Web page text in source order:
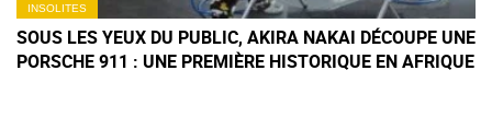
INSOLITES
SOUS LES YEUX DU PUBLIC, AKIRA NAKAI DÉCOUPE UNE
PORSCHE 911 : UNE PREMIÈRE HISTORIQUE EN AFRIQUE